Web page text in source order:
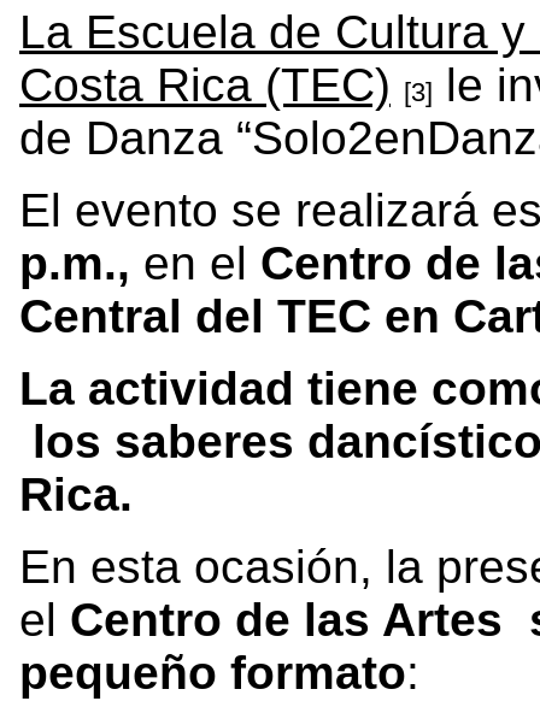
La Escuela de Cultura y
Costa Rica (TEC) [3] le
de Danza
El evento se realizará
p.m., en el Centro de
Central del TEC en
La actividad tiene
los saberes
Rica.
En esta ocasión, la
el Centro de las Artes
pequeño formato: